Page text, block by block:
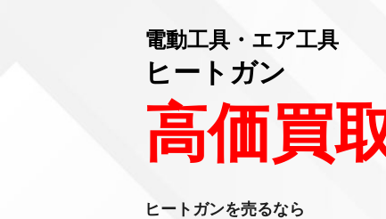
電動工具・エア工具
ヒートガン
高価買
ヒートガンを売るなら